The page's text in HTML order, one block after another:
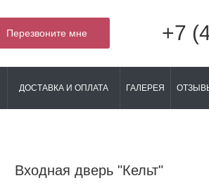
Перезвоните мне +7
ДОСТАВКА И ОПЛАТА ГАЛЕРЕЯ
Входная дверь "Кельт"